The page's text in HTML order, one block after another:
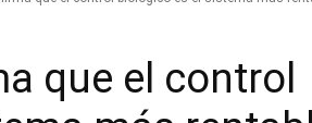
que el control